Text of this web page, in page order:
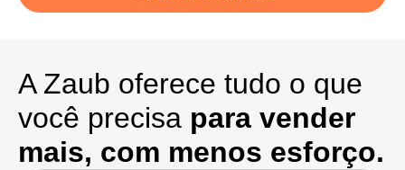
A Zaub oferece tudo o que
você precisa para vender
mais, com menos esforço.